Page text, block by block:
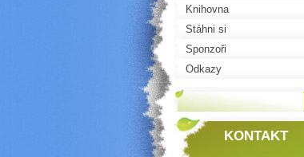
Knihovna
Stáhni si
Sponzoři
Odkazy
KONTAKT